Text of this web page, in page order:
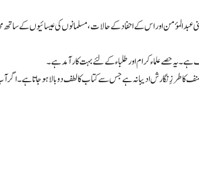
اور اس کے احفاد کے حالات، مسلمانوں کی عیسائیوں کے
یہ حصے علماء کرام اور طلباء کے لئے بہت کارآمد ہے۔
کا طرزِ نگارش ادیبانہ ہے جس سے کتاب کا لطف دوبالا ہوجاتا ہے۔